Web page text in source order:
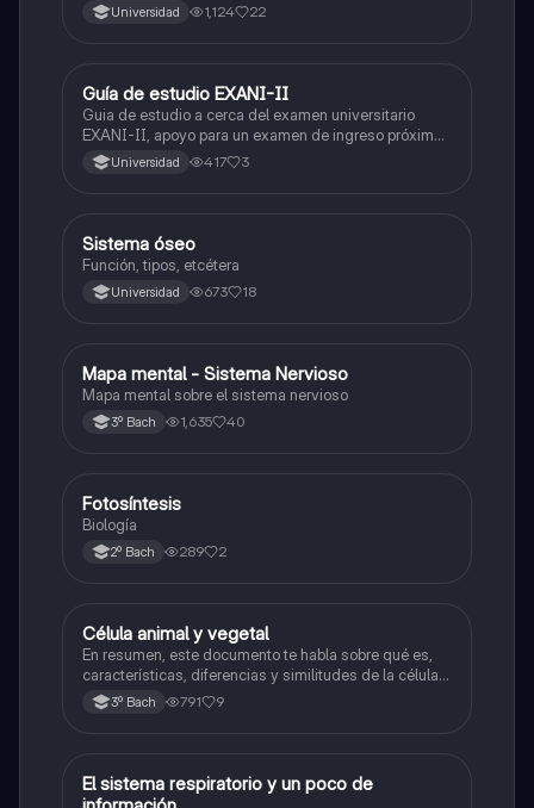
Universidad 1,124 22
Historia
Guía de estudio EXANI-II
Guia de estudio a cerca del examen universitario
EXANI-II, apoyo para un examen de ingreso próximo
2026.Universidad 417 3
Biología
Sistema óseo
Función, tipos, etcétera
Universidad 673 18
Biología
Mapa mental - Sistema Nervioso
Mapa mental sobre el sistema nervioso
3º Bach 1,635 40
Biología
Fotosíntesis
Biología
2º Bach 289 2
Biología
Célula animal y vegetal
En resumen, este documento te habla sobre qué es,
características, diferencias y similitudes de la célula
animal y célula vegetal.💗
3º Bach 791 9
Biología
El sistema respiratorio y un poco de